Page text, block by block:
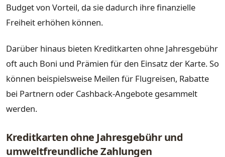
Budget von Vorteil, da sie dadurch ihre finanzielle
Freiheit erhöhen können.
Darüber hinaus bieten Kreditkarten ohne Jahresgebühr
oft auch Boni und Prämien für den Einsatz der Karte. So
können beispielsweise Meilen für Flugreisen, Rabatte
bei Partnern oder Cashback-Angebote gesammelt
werden.
Kreditkarten ohne Jahresgebühr und
umweltfreundliche Zahlungen